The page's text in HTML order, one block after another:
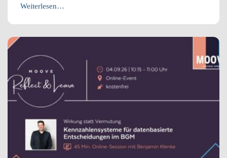
Weiterlesen…